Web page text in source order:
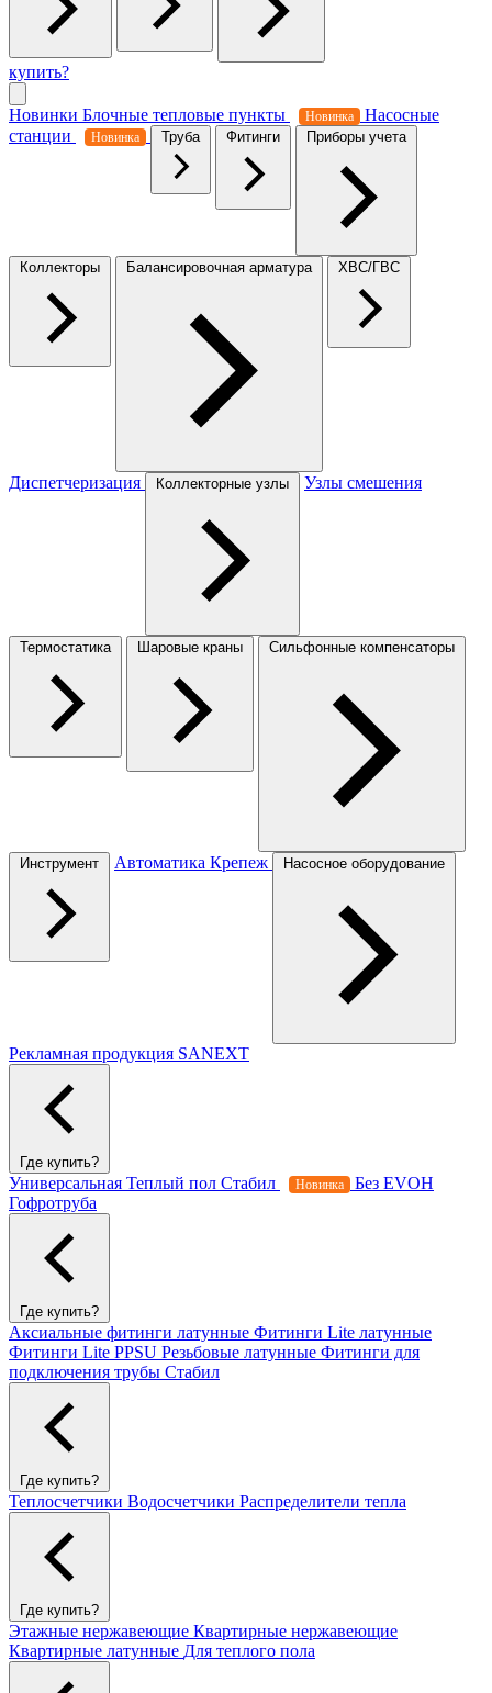
купить?
Новинки Блочные тепловые пункты Новинка
Насосные
станции
Новинка Труба Фитинги Приборы учета
Коллекторы Балансировочная арматура ХВС/ГВС
Диспетчеризация Коллекторные узлы Узлы смешения
Термостатика Шаровые краны Сильфонные компенсаторы
Инструмент Автоматика Крепеж Насосное оборудование
Рекламная продукция SANEXT
Где купить?
Универсальная Теплый пол Стабил Новинка
Без EVOH
Гофротруба
Где купить?
Аксиальные фитинги латунные Фитинги Lite латунные
Фитинги Lite PPSU Резьбовые латунные Фитинги для
подключения трубы Стабил
Где купить?
Теплосчетчики Водосчетчики Распределители тепла
Где купить?
Этажные нержавеющие Квартирные нержавеющие
Квартирные латунные Для теплого пола